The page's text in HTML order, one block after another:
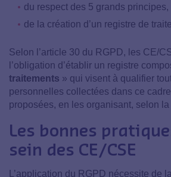
du respect des 5 grands principes,
de la création d’un registre de
Selon l’article 30 du RGPD, les CE/
l’obligation d’établir un registre
traitements » qui visent à qualifier
personnelles collectées dans ce
proposées, en les organisant, selon
Les bonnes
sein des CE/CSE
L’application du RGPD nécessite de